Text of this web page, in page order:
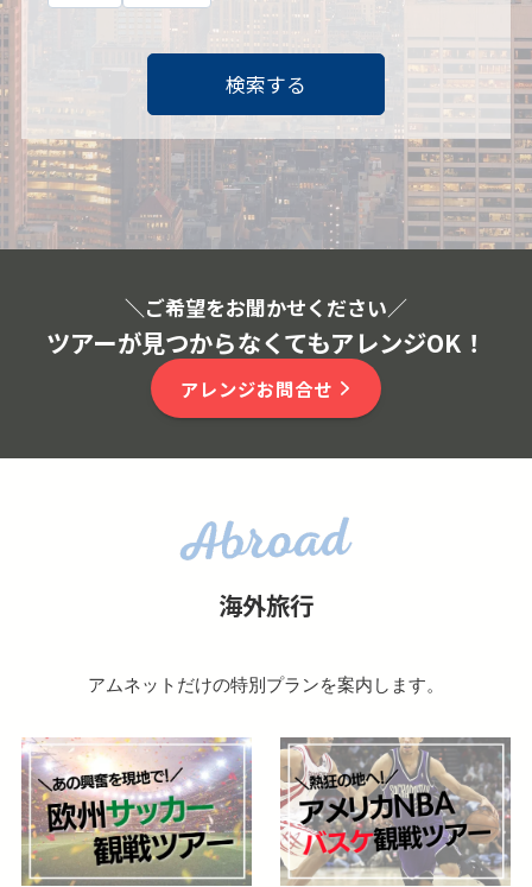
検索する
＼ご希望をお聞かせください／
ツアーが見つからなくてもアレンジOK！
アレンジお問合せ
海外旅行
アムネットだけの特別プランを案内します。